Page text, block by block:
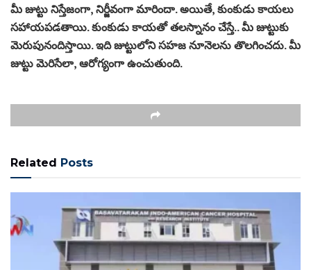
మీ జుట్టు నిస్తేజంగా, నిర్జీవంగా మారిందా. అయితే, కుంకుడు కాయలు
సహాయపడతాయి. కుంకుడు కాయతో తలస్నానం చేస్తే.. మీ జుట్టుకు
మెరుపునందిస్తాయి. ఇది జుట్టులోని సహజ నూనెలను తొలగించదు. మీ
జుట్టు మెరిసేలా, ఆరోగ్యంగా ఉంచుతుంది.​
Related Posts